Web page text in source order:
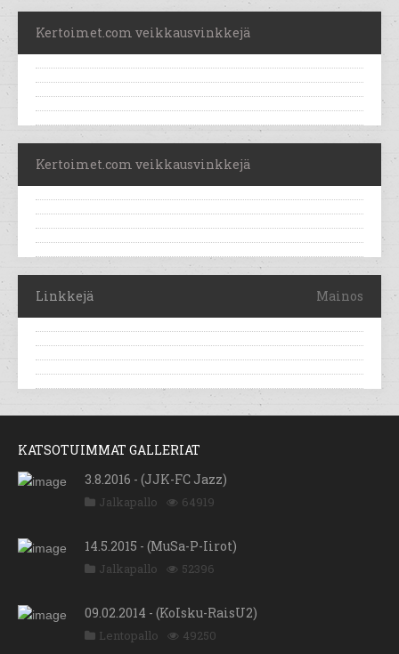
Kertoimet.com veikkausvinkkejä
Kertoimet.com veikkausvinkkejä
Linkkejä Mainos
KATSOTUIMMAT GALLERIAT
3.8.2016 - (JJK-FC Jazz)
Jalkapallo 64919
14.5.2015 - (MuSa-P-Iirot)
Jalkapallo 52396
09.02.2014 - (KoIsku-RaisU2)
Lentopallo 49250